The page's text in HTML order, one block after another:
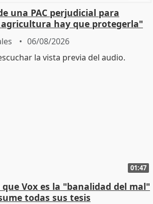
una PAC perjudicial para
hay que protegerla"
06/08/2026
01:47
Vox es la "banalidad del mal"
todas sus tesis